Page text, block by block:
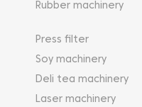
Rubber machinery
Press filter
Soy machinery
Deli tea machinery
Laser machinery